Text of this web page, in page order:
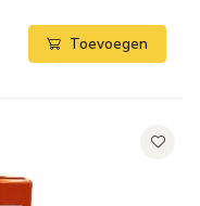
Toevoegen